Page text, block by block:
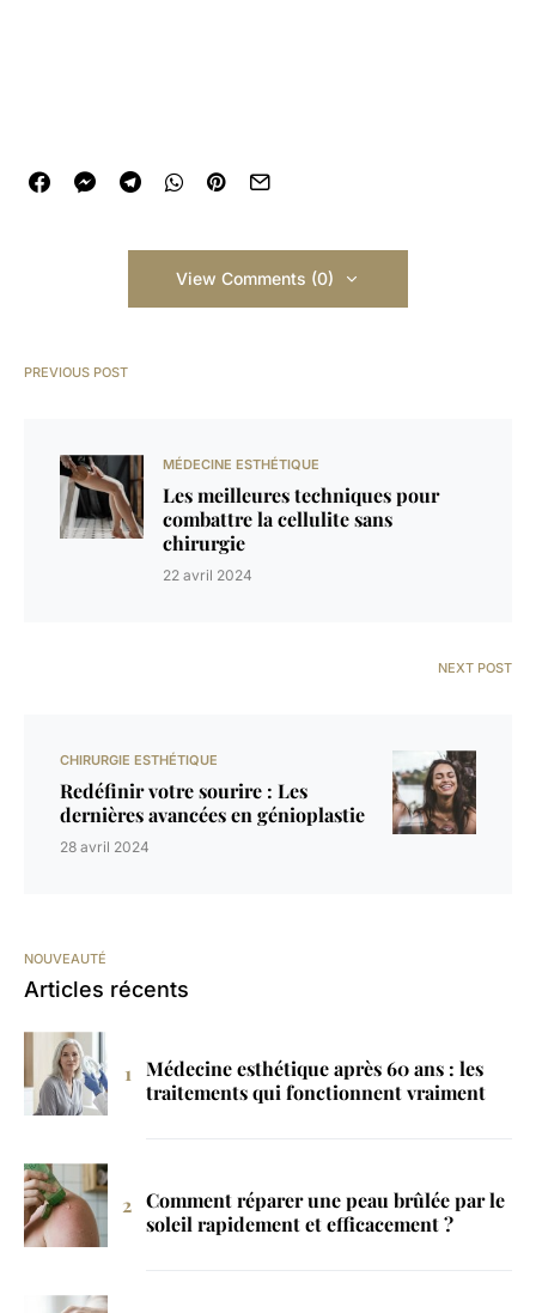
View Comments (0)
PREVIOUS POST
MÉDECINE ESTHÉTIQUE
Les meilleures techniques pour
combattre la cellulite sans
chirurgie
22 avril 2024
NEXT POST
CHIRURGIE ESTHÉTIQUE
Redéfinir votre sourire : Les
dernières avancées en génioplastie
28 avril 2024
NOUVEAUTÉ
Articles récents
Médecine esthétique après 60 ans : les
traitements qui fonctionnent vraiment
Comment réparer une peau brûlée par le
soleil rapidement et efficacement ?